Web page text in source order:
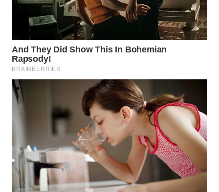
DEPOK
WN
TAPANULI
UTARA
WN
SAMOSIR
WN
SUMEDANG